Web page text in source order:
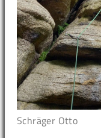
Schräger Otto